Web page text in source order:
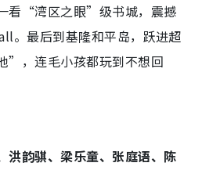
看“湾区之眼”级书城，震撼
。最后到基隆和平岛，跃进超
”，连毛小孩都玩到不想回
洪韵骐、梁乐童、张庭语、陈